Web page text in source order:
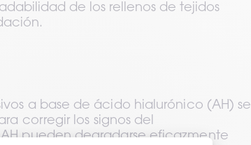
de los rellenos de tejidos
a base de ácido hialurónico (AH) se
corregir los signos del
pueden degradarse eficazmente